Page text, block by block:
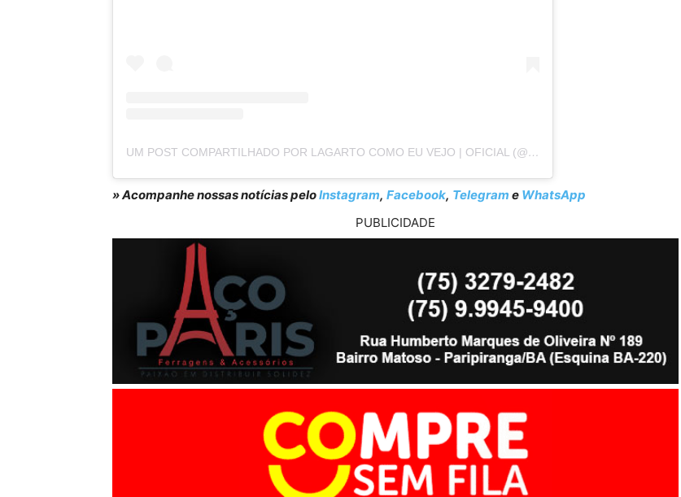
UM POST COMPARTILHADO POR LAGARTO COMO EU VEJO | OFICIAL (@LAGARTOCOMOEUVEJO)
» Acompanhe nossas notícias peloInstagram, Facebook, Telegram e WhatsApp
PUBLICIDADE